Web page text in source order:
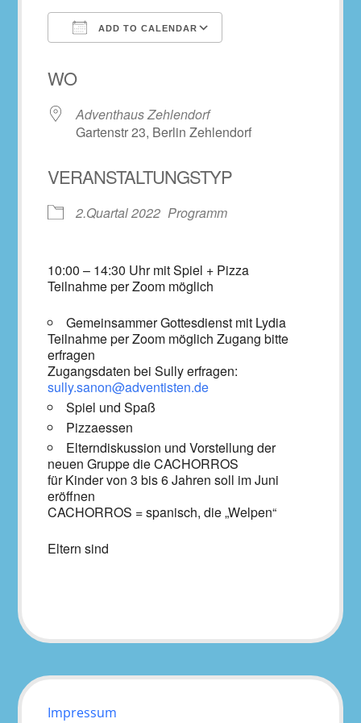
ADD TO CALENDAR
WO
Adventhaus Zehlendorf
Gartenstr 23, Berlin Zehlendorf
VERANSTALTUNGSTYP
2.Quartal 2022 Programm
10:00 – 14:30 Uhr mit Spiel + Pizza
Teilnahme per Zoom möglich
Gemeinsammer Gottesdienst mit Lydia
Teilnahme per Zoom möglich Zugang bitte
erfragen
Zugangsdaten bei Sully erfragen:
sully.sanon@adventisten.de
Spiel und Spaß
Pizzaessen
Elterndiskussion und Vorstellung der
neuen Gruppe die CACHORROS
für Kinder von 3 bis 6 Jahren soll im Juni
eröffnen
CACHORROS = spanisch, die „Welpen“
Eltern sind
Impressum